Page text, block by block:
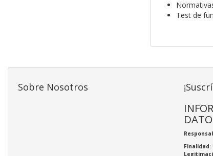
Test de
Sobre Nosotros
Finalidad: